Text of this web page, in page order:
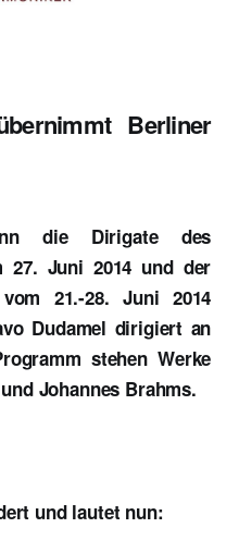
Berliner
die Dirigate des
27. Juni 2014 und der
vom 21.-28. Juni 2014
Dudamel dirigiert an
stehen Werke
Johannes Brahms.
und lautet nun: